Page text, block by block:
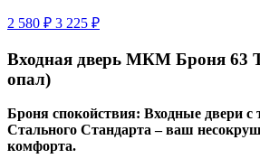
2 580 ₽ 3 225 ₽
Входная дверь МКМ Броня 63
опал)
Броня спокойствия: Входные двери с
Стального Стандарта – ваш
комфорта.